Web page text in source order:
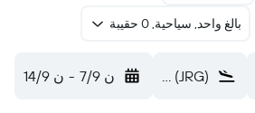
بالغ واحد, سياحية, 0 حقيبة
Jhārsuguda Veer Surendra Sai (JRG) ن 7/9 - ن 14/9